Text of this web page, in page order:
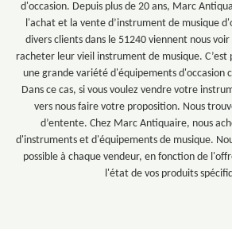
d'occasion. Depuis plus de 20 ans, Marc
l'achat et la vente d’instrument de musique
divers clients dans le 51240 viennent nous
racheter leur vieil instrument de musique.
une grande variété d'équipements d'occasion
Dans ce cas, si vous voulez vendre votre
vers nous faire votre proposition. Nous
d’entente. Chez Marc Antiquaire, nous
d'instruments et d'équipements de musique.
possible à chaque vendeur, en fonction de
l'état de vos produits